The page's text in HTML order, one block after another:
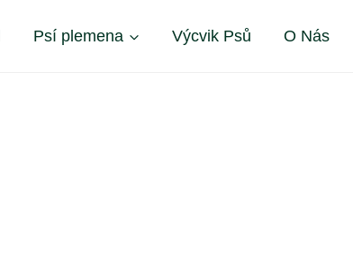
Psí plemena Výcvik Psů O Nás